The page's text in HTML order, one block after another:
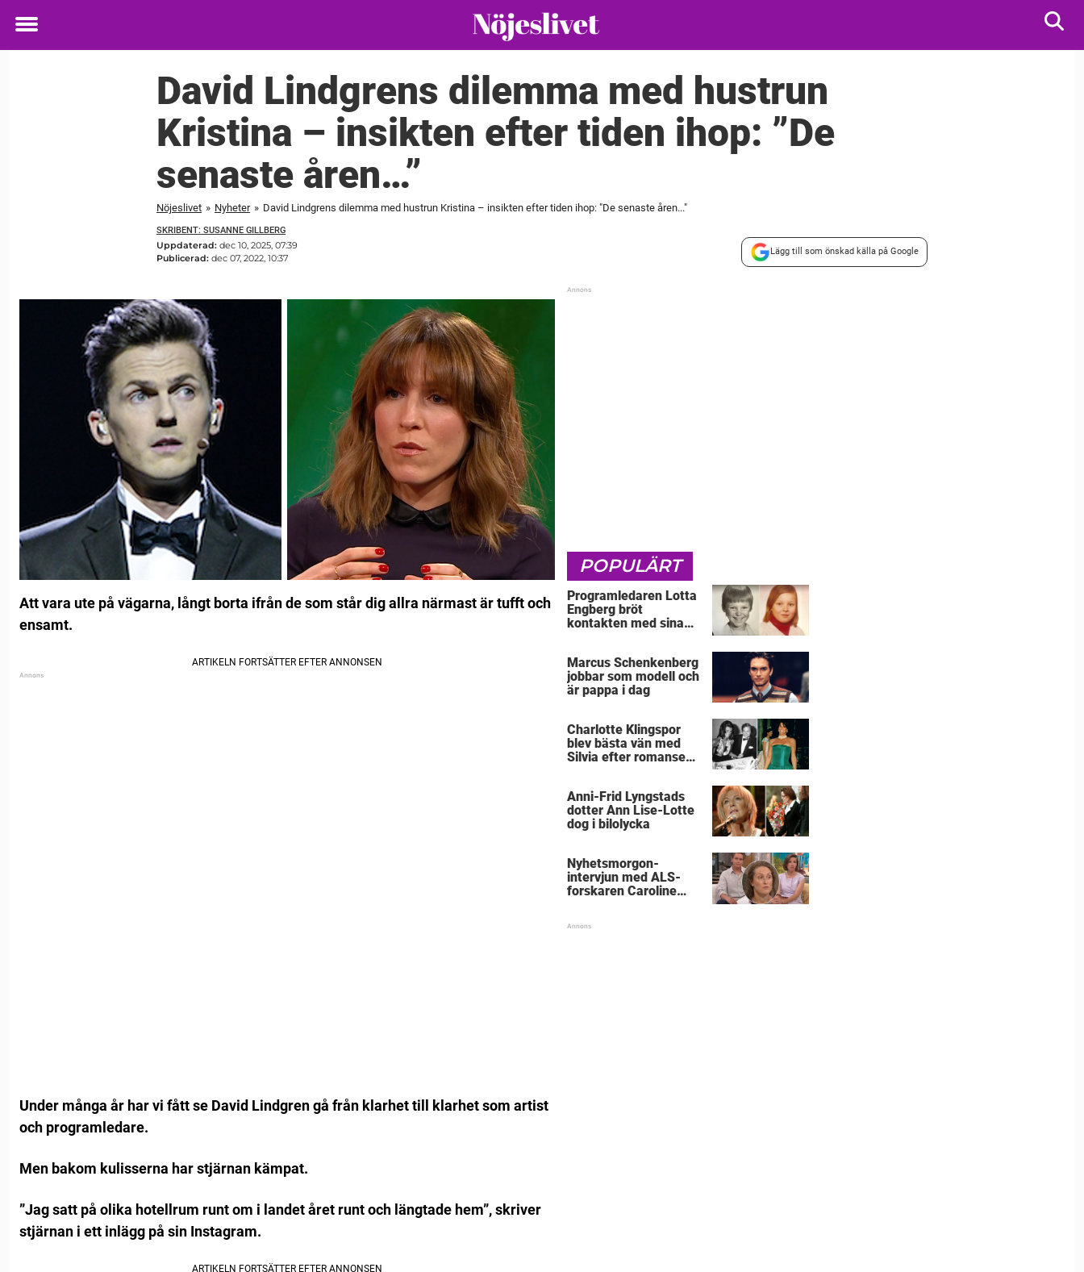
Toggle
David Lindgrens dilemma med hustrun
Kristina – insikten efter tiden ihop: ”De
senaste åren…”
Nöjeslivet » Nyheter » David Lindgrens dilemma med hustrun Kristina – insikten efter tiden ihop: "De senaste åren..."
SKRIBENT: SUSANNE GILLBERG
Uppdaterad: dec 10, 2025, 07:39
Publicerad: dec 07, 2022, 10:37
Lägg till som önskad källa på Google
Att vara ute på vägarna, långt borta ifrån de som står dig allra närmast är tufft och
ensamt.
Under många år har vi fått se David Lindgren gå från klarhet till klarhet som artist
och programledare.
Men bakom kulisserna har stjärnan kämpat.
”Jag satt på olika hotellrum runt om i landet året runt och längtade hem”, skriver
stjärnan i ett inlägg på sin Instagram.
POPULÄRT
Programledaren Lotta
Engberg bröt
kontakten med sina
Marcus Schenkenberg
jobbar som modell och
är pappa i dag
Charlotte Klingspor
blev bästa vän med
Silvia efter romansen
Anni-Frid Lyngstads
dotter Ann Lise-Lotte
dog i bilolycka
Nyhetsmorgon-
intervjun med ALS-
forskaren Caroline